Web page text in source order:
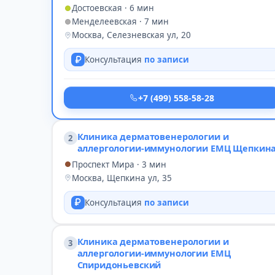
Достоевская · 6 мин
Менделеевская · 7 мин
Москва, Селезневская ул, 20
Консультация по записи
+7 (499) 558-58-28
2 Клиника дерматовенерологии и
аллергологии-иммунологии ЕМЦ
Проспект Мира · 3 мин
Москва, Щепкина ул, 35
Консультация по записи
3 Клиника дерматовенерологии и
аллергологии-иммунологии ЕМЦ
Спиридоньевский